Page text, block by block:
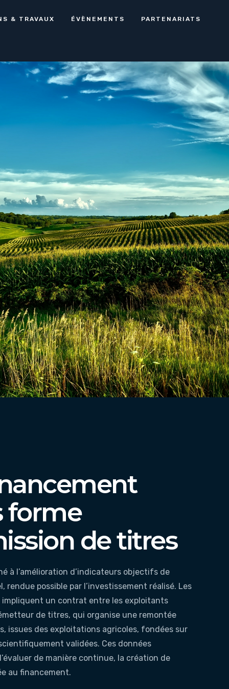
& TRAVAUX ÉVÈNEMENTS PARTENARIATS
forme
de titres
à l’amélioration d’indicateurs objectifs de
rendue possible par l’investissement réalisé. Les
un contrat entre les exploitants
de titres, qui organise une remontée
issues des exploitations agricoles, fondées sur
validées. Ces données
de manière continue, la création de
au financement.